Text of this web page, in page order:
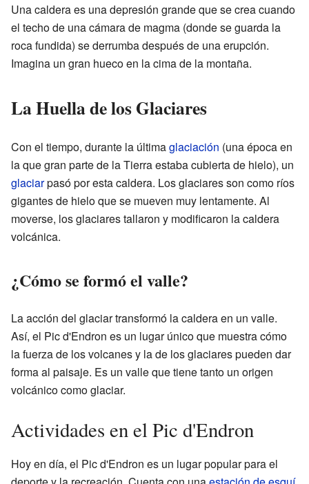
Una caldera es una depresión grande que se crea cuando
el techo de una cámara de magma (donde se guarda la
roca fundida) se derrumba después de una erupción.
Imagina un gran hueco en la cima de la montaña.
La Huella de los Glaciares
Con el tiempo, durante la últimaglaciación (una época en
la que gran parte de la Tierra estaba cubierta de hielo), un
glaciarpasó por esta caldera. Los glaciares son como ríos
gigantes de hielo que se mueven muy lentamente. Al
moverse, los glaciares tallaron y modificaron la caldera
volcánica.
¿Cómo se formó el valle?
La acción del glaciar transformó la caldera en un valle.
Así, el Pic d'Endron es un lugar único que muestra cómo
la fuerza de los volcanes y la de los glaciares pueden dar
forma al paisaje. Es un valle que tiene tanto un origen
volcánico como glaciar.
Actividades en el Pic d'Endron
Hoy en día, el Pic d'Endron es un lugar popular para el